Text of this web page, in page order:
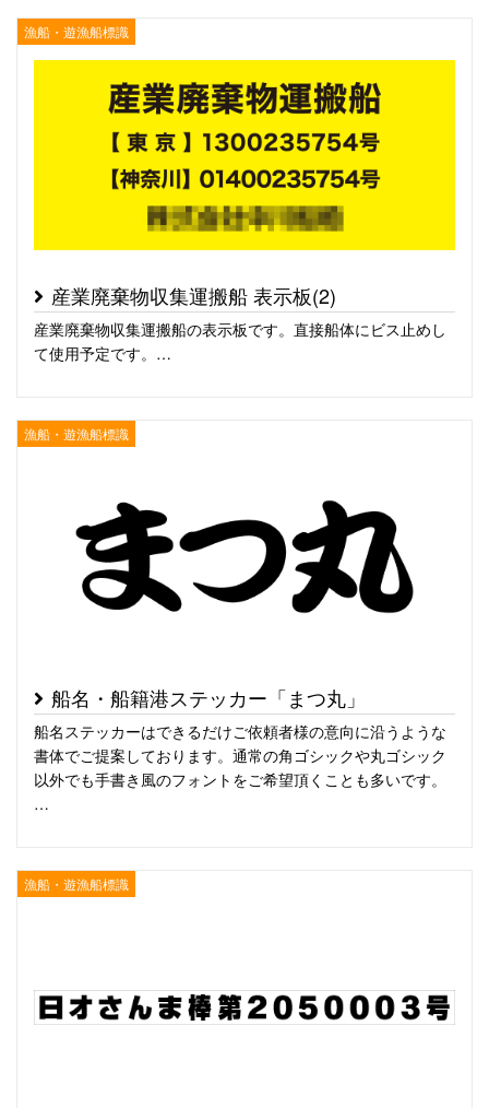
漁船・遊漁船標識
産業廃棄物収集運搬船 表示板(2)
産業廃棄物収集運搬船の表示板です。直接船体にビス止めし
て使用予定です。…
漁船・遊漁船標識
船名・船籍港ステッカー「まつ丸」
船名ステッカーはできるだけご依頼者様の意向に沿うような
書体でご提案しております。通常の角ゴシックや丸ゴシック
以外でも手書き風のフォントをご希望頂くことも多いです。
…
漁船・遊漁船標識